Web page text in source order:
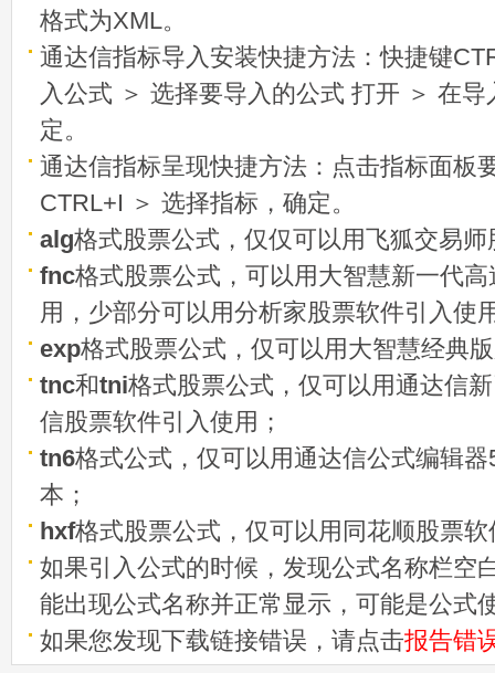
格式为XML。
通达信指标导入安装快捷方法：快捷键
入公式 ＞ 选择要导入的公式 打开 ＞ 在
定。
通达信指标呈现快捷方法：点击指标面板
CTRL+I ＞ 选择指标，确定。
alg格式股票公式，仅仅可以用飞狐交易
fnc格式股票公式，可以用大智慧新一代
用，少部分可以用分析家股票软件引入使
exp格式股票公式，仅可以用大智慧经典
tnc和tni格式股票公式，仅可以用通达信
信股票软件引入使用；
tn6格式公式，仅可以用通达信公式编辑
本；
hxf格式股票公式，仅可以用同花顺股票
如果引入公式的时候，发现公式名称栏空
能出现公式名称并正常显示，可能是公式
如果您发现下载链接错误，请点击报告错